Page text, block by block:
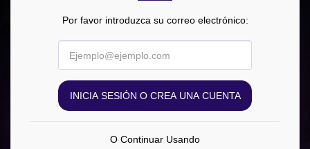
Por favor introduzca su correo electrónico:
INICIA SESIÓN O CREA UNA CUENTA
O Continuar Usando